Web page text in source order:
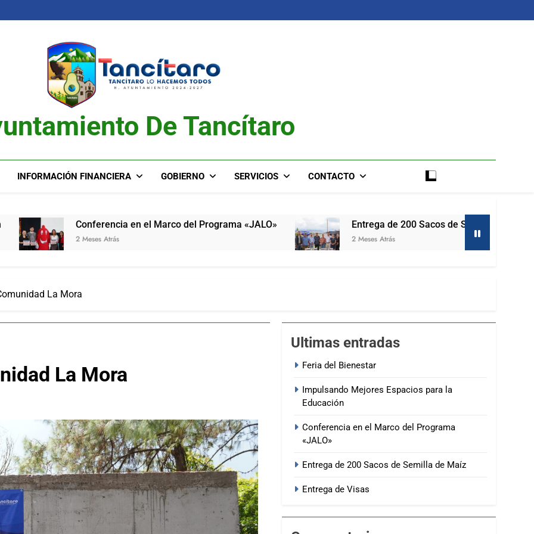
De Tancítaro
INFORMACIÓN FINANCIERA GOBIERNO SERVICIOS CONTACTO
Conferencia en el Marco del Programa «JALO»
2 Meses Atrás
Entrega de 200 Sacos de Semilla de Maíz
2 Meses Atrás
La Mora
La Mora
Ultimas entradas
Feria del Bienestar
Impulsando Mejores Espacios para la
Educación
Conferencia en el Marco del Programa
«JALO»
Entrega de 200 Sacos de Semilla de Maíz
Entrega de Visas